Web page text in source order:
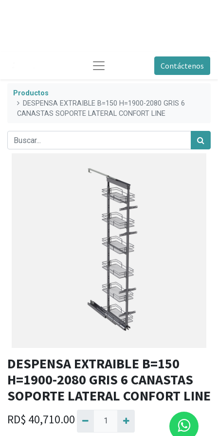
Contáctenos
Productos
DESPENSA EXTRAIBLE B=150 H=1900-2080 GRIS 6
CANASTAS SOPORTE LATERAL CONFORT LINE
DESPENSA EXTRAIBLE B=150
H=1900-2080 GRIS 6 CANASTAS
SOPORTE LATERAL CONFORT LINE
RD$ 40,710.00